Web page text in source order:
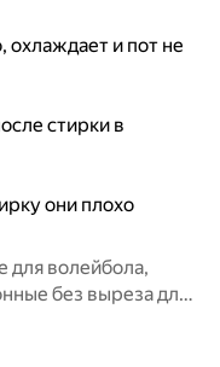
и пот не
стирки в
они плохо
для волейбола,
без выреза для